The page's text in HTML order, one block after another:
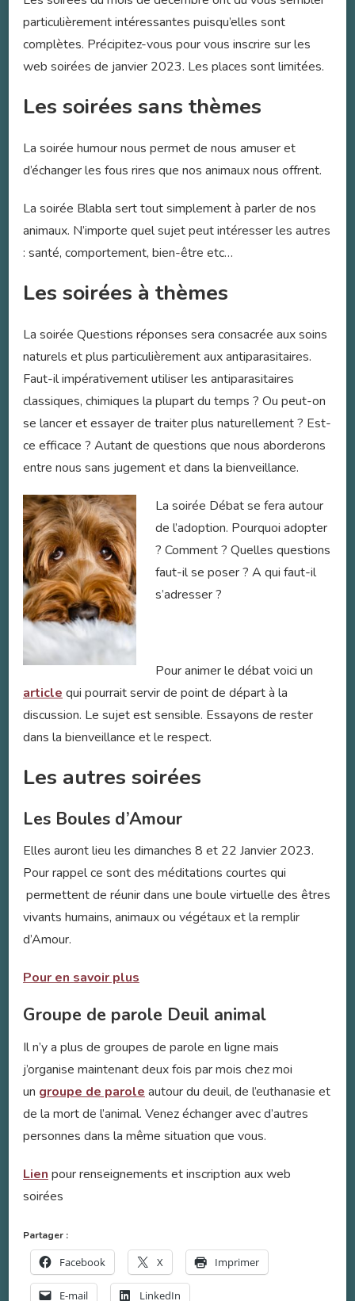
particulièrement intéressantes puisqu’elles sont
complètes. Précipitez-vous pour vous inscrire sur les
web soirées de janvier 2023. Les places sont limitées.
Les soirées sans thèmes
La soirée humour nous permet de nous amuser et
d’échanger les fous rires que nos animaux nous offrent.
La soirée Blabla sert tout simplement à parler de nos
animaux. N’importe quel sujet peut intéresser les autres
: santé, comportement, bien-être etc…
Les soirées à thèmes
La soirée Questions réponses sera consacrée aux soins
naturels et plus particulièrement aux antiparasitaires.
Faut-il impérativement utiliser les antiparasitaires
classiques, chimiques la plupart du temps ? Ou peut-on
se lancer et essayer de traiter plus naturellement ? Est-
ce efficace ? Autant de questions que nous aborderons
entre nous sans jugement et dans la bienveillance.
La soirée Débat se fera autour
de l’adoption. Pourquoi adopter
? Comment ? Quelles questions
faut-il se poser ? A qui faut-il
s’adresser ?
Pour animer le débat voici un
article qui pourrait servir de point de départ à la
discussion. Le sujet est sensible. Essayons de rester
dans la bienveillance et le respect.
Les autres soirées
Les Boules d’Amour
Elles auront lieu les dimanches 8 et 22 Janvier 2023.
Pour rappel ce sont des méditations courtes qui
permettent de réunir dans une boule virtuelle des êtres
vivants humains, animaux ou végétaux et la remplir
d’Amour.
Pour en savoir plus
Groupe de parole Deuil animal
Il n’y a plus de groupes de parole en ligne mais
j’organise maintenant deux fois par mois chez moi
un groupe de parole autour du deuil, de l’euthanasie et
de la mort de l’animal. Venez échanger avec d’autres
personnes dans la même situation que vous.
Lien pour renseignements et inscription aux web
soirées
Partager :
Facebook X Imprimer
E-mail LinkedIn